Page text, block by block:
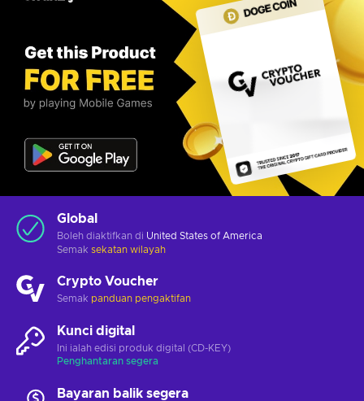
Global
Boleh diaktifkan di United States of America
Semak sekatan wilayah
Crypto Voucher
Semak panduan pengaktifan
Kunci digital
Ini ialah edisi produk digital (CD-KEY)
Penghantaran segera
Bayaran balik segera